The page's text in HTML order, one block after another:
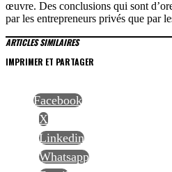
œuvre. Des conclusions qui sont
par les entrepreneurs privés que par
ARTICLES SIMILAIRES
IMPRIMER ET PARTAGER
Facebook
X
Linkedin
Whatsapp